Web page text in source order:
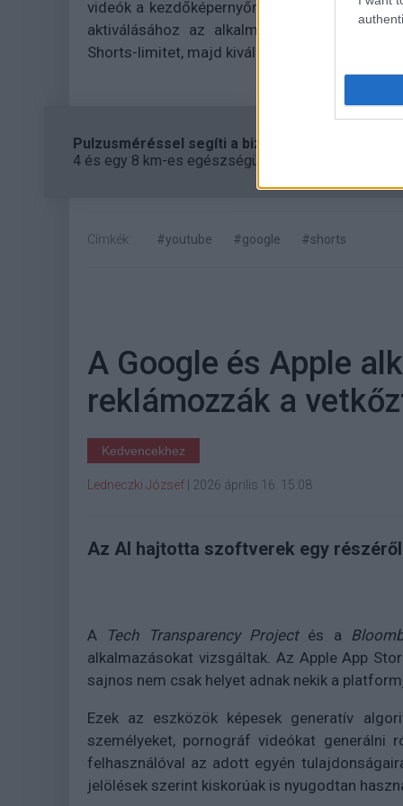
videók a kezdőképernyőről is eltűnnek, így a
aktiválásához az alkalmazás beállításain
Shorts-limitet, majd kiválasztani a kívánt
Pulzusméréssel segíti a biztonságos mozgást
4 és egy 8 km-es egészségügyi tanösvény nyílt
Címkék: #youtube #google #shorts
A Google és Apple
reklámozzák a
Kedvencekhez
Ledneczki József 2026 április 16. 15:08
Az AI hajtotta szoftverek egy
A Tech Transparency Projectés a
alkalmazásokat vizsgáltak. Az Apple App
sajnos nem csak helyet adnak nekik a
Ezek az eszközök képesek generatív
személyeket, pornográf videókat
felhasználóval az adott egyén
jelölések szerint kiskorúak is nyugodtan